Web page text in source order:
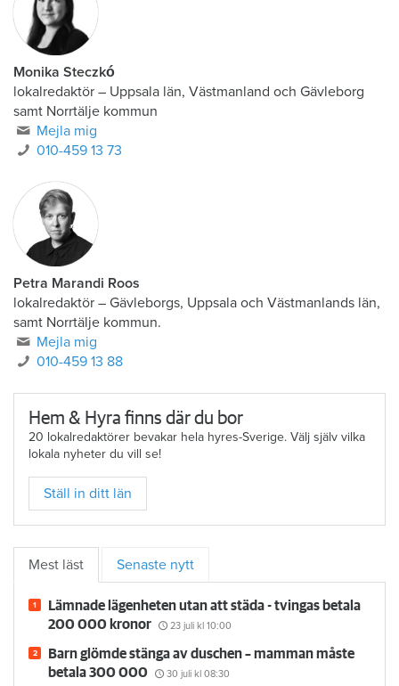
Monika Steczkó
lokalredaktör–Uppsala län, Västmanland och Gävleborg
samt Norrtälje kommun
Mejla mig
Petra Marandi Roos
lokalredaktör–Gävleborgs, Uppsala och Västmanlands län,
samt Norrtälje kommun.
Mejla mig
Hem & Hyra finns där du bor
20 lokalredaktörer bevakar hela hyres-Sverige. Välj själv vilka
lokala nyheter du vill se!
Ställ in ditt län
Senaste nytt
Lämnade lägenheten utan att städa - tvingas betala
200 000 kronor
kl 10:00
Barn glömde stänga av duschen – mamman måste